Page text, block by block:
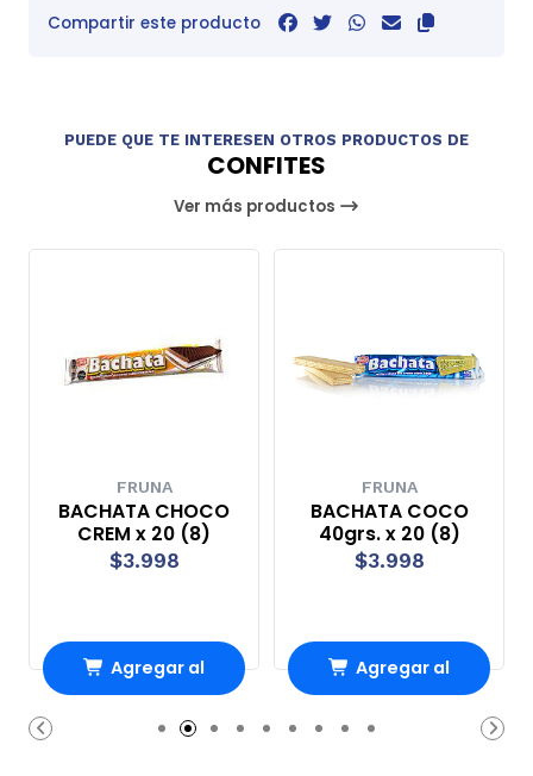
Compartir este producto
PUEDE QUE TE INTERESEN OTROS PRODUCTOS DE
CONFITES
Ver más productos
FRUNA
BACHATA CHOCO
CREM x 20 (8)
$3.998
Agregar al
Carro
FRUNA
BACHATA COCO
40grs. x 20 (8)
$3.998
Agregar al
Carro